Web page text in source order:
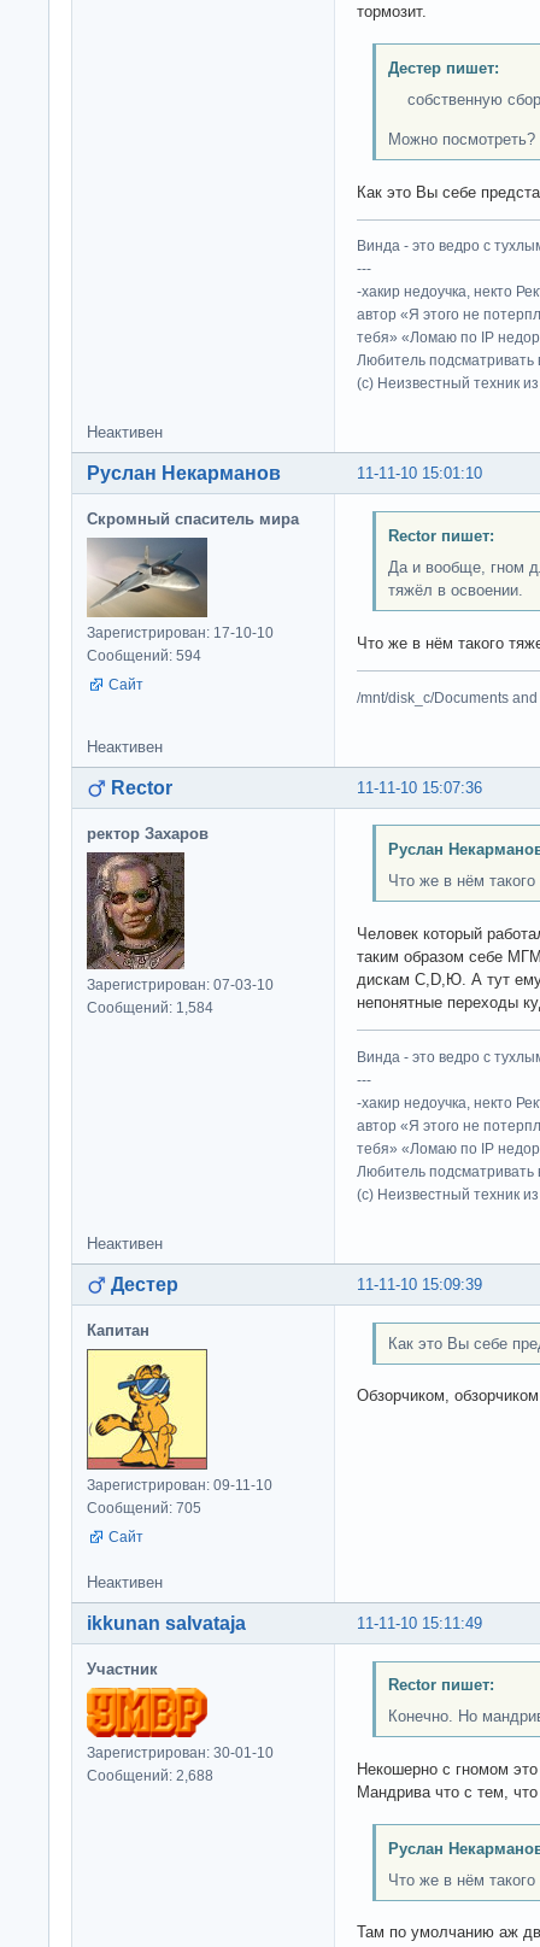
тормозит.
Дестер пишет:
собственную
Можно посмотреть?
Как это Вы себе
Винда - это ведро с
---
-хакир недоучка, некто
автор «Я этого не
тебя» «Ломаю по IP
Любитель подсматривать
(c) Неизвестный техник
Неактивен
11-11-10 15:01:10
Руслан Некарманов
Скромный спаситель мира
Зарегистрирован: 17-10-10
Сообщений: 594
Сайт
Rector пишет:
Да и вообще, гном
тяжёл в освоении.
Что же в нём такого
/mnt/disk_c/Documents
Неактивен
11-11-10 15:07:36
Rector
ректор Захаров
Зарегистрирован: 07-03-10
Сообщений: 1,584
Руслан
Что же в нём
Человек который
таким образом себе
дискам С,D,Ю. А тут ему
непонятные переходы
Винда - это ведро с
---
-хакир недоучка, некто
автор «Я этого не
тебя» «Ломаю по IP
Любитель подсматривать
(c) Неизвестный техник
Неактивен
11-11-10 15:09:39
Дестер
Капитан
Зарегистрирован: 09-11-10
Сообщений: 705
Сайт
Как это Вы себе
Обзорчиком,
Неактивен
11-11-10 15:11:49
ikkunan salvataja
Участник
Зарегистрирован: 30-01-10
Сообщений: 2,688
Rector пишет:
Конечно. Но
Некошерно с гномом
Мандрива что с тем,
Руслан
Что же в нём такого
Там по умолчанию аж